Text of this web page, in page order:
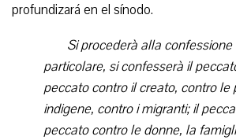
profundizará en el sínodo.
Si procederà alla
particolare, si confesserà il
peccato contro il creato, contro le
indigene, contro i migranti; il
peccato contro le donne, la